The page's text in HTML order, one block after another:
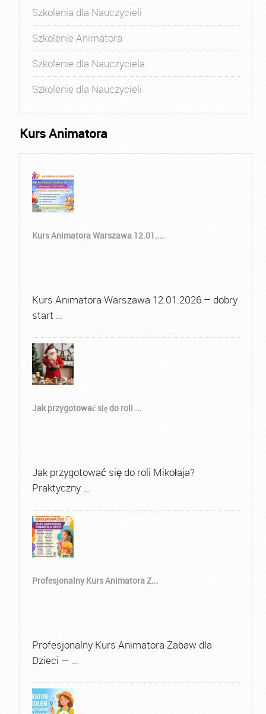
Szkolenia dla Nauczycieli
Szkolenie Animatora
Szkolenie dla Nauczyciela
Szkolenie dla Nauczycieli
Kurs Animatora
Kurs Animatora Warszawa 12.01....
Kurs Animatora Warszawa 12.01.2026 – dobry
start …
Jak przygotować się do roli ...
Jak przygotować się do roli Mikołaja?
Praktyczny …
Profesjonalny Kurs Animatora Z...
Profesjonalny Kurs Animatora Zabaw dla
Dzieci — …